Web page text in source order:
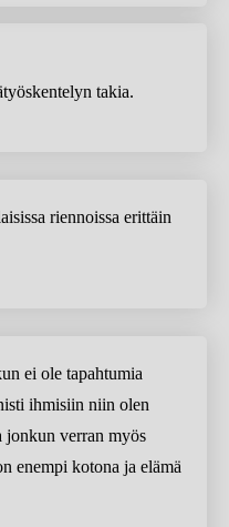
takia.
riennoissa erittäin
ei ole tapahtumia
ihmisiin niin olen
jonkun verran myös
enempi kotona ja elämä